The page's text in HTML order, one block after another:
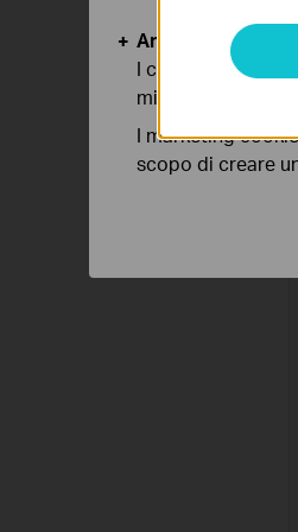
Analytics e
I cookies analitici
migliorarne le
I marketing
scopo di creare